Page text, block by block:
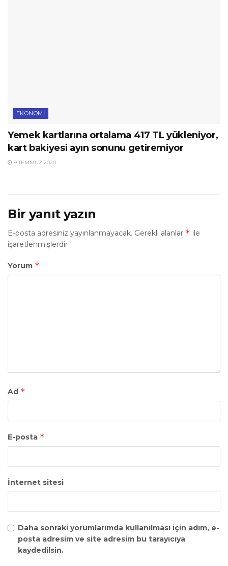
EKONOMI
Yemek kartlarına ortalama 417 TL yükleniyor,
kart bakiyesi ayın sonunu getiremiyor
9 TEMMUZ 2020
Bir yanıt yazın
E-posta adresiniz yayınlanmayacak. Gerekli alanlar * ile
işaretlenmişlerdir
Yorum *
Ad *
E-posta *
İnternet sitesi
Daha sonraki yorumlarımda kullanılması için adım, e-
posta adresim ve site adresim bu tarayıcıya
kaydedilsin.